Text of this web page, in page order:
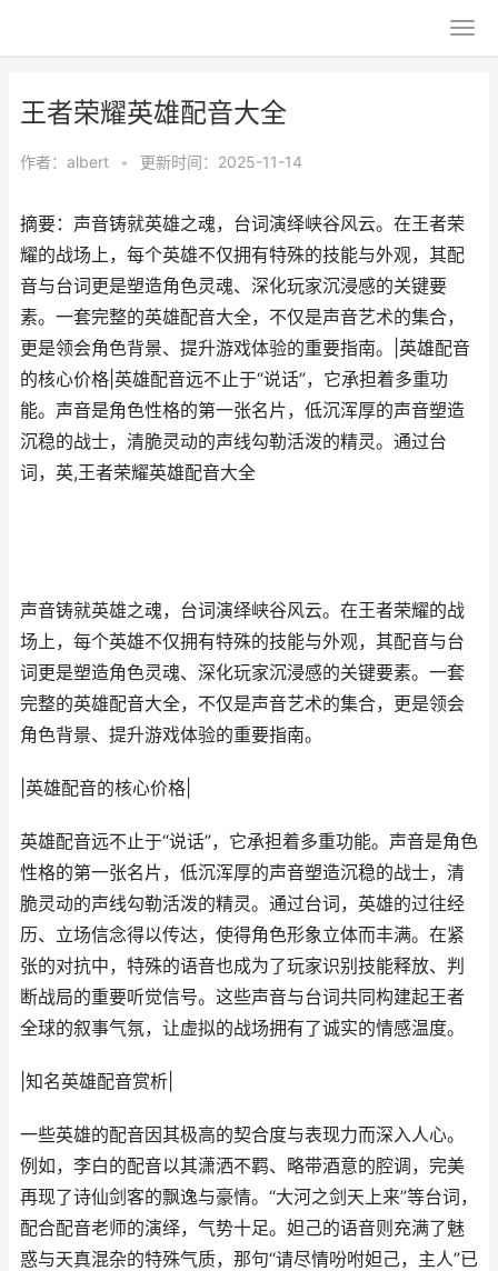
王者荣耀英雄配音大全
作者： albert • 更新时间：2025-11-14
摘要：声音铸就英雄之魂，台词演绎峡谷风云。在王者荣
耀的战场上，每个英雄不仅拥有特殊的技能与外观，其配
音与台词更是塑造角色灵魂、深化玩家沉浸感的关键要
素。一套完整的英雄配音大全，不仅是声音艺术的集合，
更是领会角色背景、提升游戏体验的重要指南。|英雄配音
的核心价格|英雄配音远不止于“说话”，它承担着多重功
能。声音是角色性格的第一张名片，低沉浑厚的声音塑造
沉稳的战士，清脆灵动的声线勾勒活泼的精灵。通过台
词，英,王者荣耀英雄配音大全
声音铸就英雄之魂，台词演绎峡谷风云。在王者荣耀的战
场上，每个英雄不仅拥有特殊的技能与外观，其配音与台
词更是塑造角色灵魂、深化玩家沉浸感的关键要素。一套
完整的英雄配音大全，不仅是声音艺术的集合，更是领会
角色背景、提升游戏体验的重要指南。
|英雄配音的核心价格|
英雄配音远不止于“说话”，它承担着多重功能。声音是角色
性格的第一张名片，低沉浑厚的声音塑造沉稳的战士，清
脆灵动的声线勾勒活泼的精灵。通过台词，英雄的过往经
历、立场信念得以传达，使得角色形象立体而丰满。在紧
张的对抗中，特殊的语音也成为了玩家识别技能释放、判
断战局的重要听觉信号。这些声音与台词共同构建起王者
全球的叙事气氛，让虚拟的战场拥有了诚实的情感温度。
|知名英雄配音赏析|
一些英雄的配音因其极高的契合度与表现力而深入人心。
例如，李白的配音以其潇洒不羁、略带酒意的腔调，完美
再现了诗仙剑客的飘逸与豪情。“大河之剑天上来”等台词，
配合配音老师的演绎，气势十足。妲己的语音则充满了魅
惑与天真混杂的特殊气质，那句“请尽情吩咐妲己，主人”已